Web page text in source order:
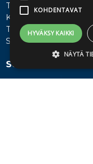
Toimitusehdot
Käyttöohjeet
Tietosuojaseloste
Seuraa meitä
KOHDENTAVAT
HYVÄKSY KAIKKI
NÄYTÄ